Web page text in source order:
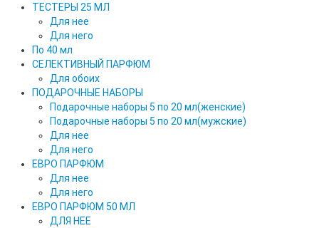
ТЕСТЕРЫ 25 МЛ
Для нее
Для него
По 40 мл
СЕЛЕКТИВНЫЙ ПАРФЮМ
Для обоих
ПОДАРОЧНЫЕ НАБОРЫ
Подарочные наборы 5 по 20 мл(женские)
Подарочные наборы 5 по 20 мл(мужские)
Для нее
Для него
ЕВРО ПАРФЮМ
Для нее
Для него
ЕВРО ПАРФЮМ 50 МЛ
ДЛЯ НЕЕ